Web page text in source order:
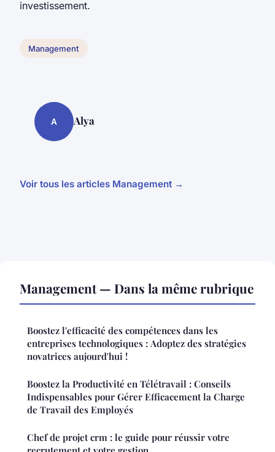
investissement.
Management
A Alya
Voir tous les articles Management →
Management — Dans la même rubrique
Boostez l'efficacité des compétences dans les
entreprises technologiques : Adoptez des stratégies
novatrices aujourd'hui !
Boostez la Productivité en Télétravail : Conseils
Indispensables pour Gérer Efficacement la Charge
de Travail des Employés
Chef de projet crm : le guide pour réussir votre